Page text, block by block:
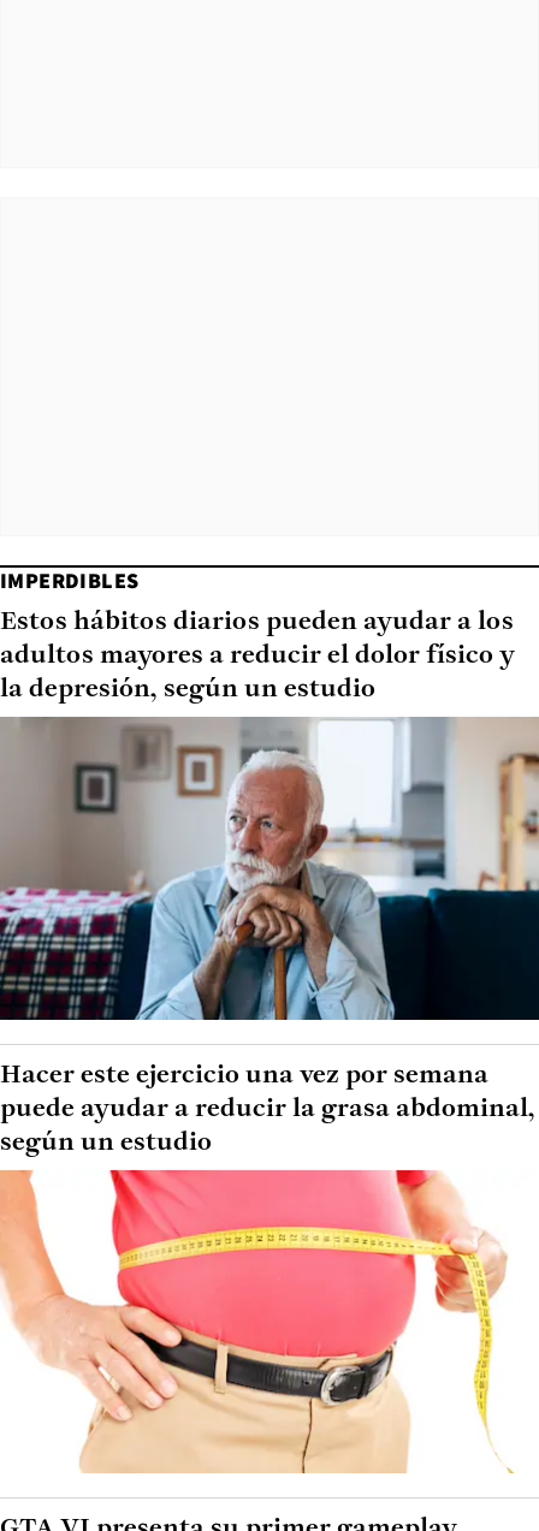
IMPERDIBLES
Estos hábitos diarios pueden ayudar a los
adultos mayores a reducir el dolor físico y
la depresión, según un estudio
Hacer este ejercicio una vez por semana
puede ayudar a reducir la grasa abdominal,
según un estudio